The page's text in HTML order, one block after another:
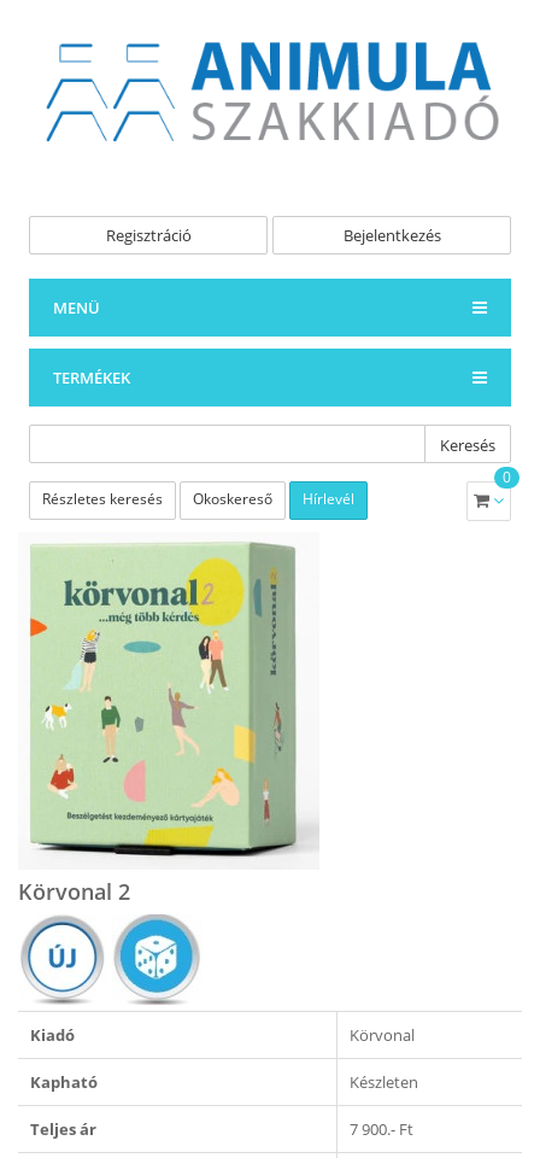
Regisztráció Bejelentkezés
MENÜ
TERMÉKEK
Keresés
Részletes keresés Okoskereső Hírlevél
0
Körvonal 2
Kiadó Körvonal
Kapható Készleten
Teljes ár 7 900.- Ft